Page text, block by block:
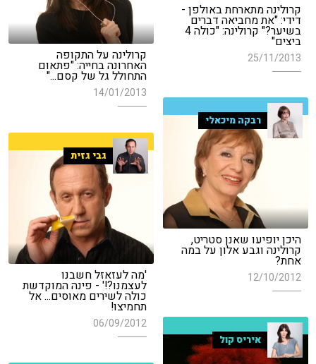
קרולינה מתארחת באולפן -
דידי: "את מחביאה דברים
בשיער?" קרולינה: "כולה 4
ביצים"
25/11/2013 קרולינה על התקופה
האחרונה בחייה: "פתאום
התחולל גל של קסם..."
14/01/2013
רבקה מיכאלי
היכן יופיעו שאנן סטריט,
קרולינה וגבע אלון על במה
אחת?
12/10/2012
גבי גזית
'מה לעזאזל חשבנו
לעצמנו?!' - פינה המוקדשת
כולה לשירים מאוסים... אל
תחמיצו!
06/09/2012
איריס קול